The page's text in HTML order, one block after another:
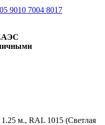
9010 7004 8017
м., RAL 1015 (Светлая